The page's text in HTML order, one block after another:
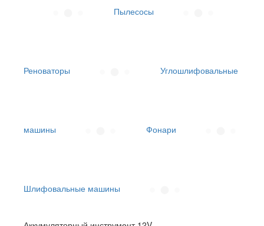
Пылесосы
Реноваторы Углошлифовальные
машины Фонари
Шлифовальные машины